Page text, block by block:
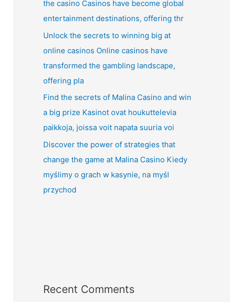
the casino Casinos have become global
entertainment destinations, offering thr
Unlock the secrets to winning big at
online casinos Online casinos have
transformed the gambling landscape,
offering pla
Find the secrets of Malina Casino and win
a big prize Kasinot ovat houkuttelevia
paikkoja, joissa voit napata suuria voi
Discover the power of strategies that
change the game at Malina Casino Kiedy
myślimy o grach w kasynie, na myśl
przychod
Recent Comments